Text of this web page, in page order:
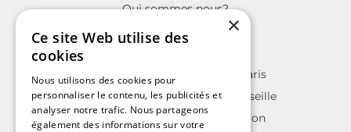
Qui sommes nous?
La charte Interkab
Annonces immobilières sur Paris
Annonces immobilières sur Marseille
Annonces immobilières sur Lyon
×
Ce site Web utilise des
cookies
Nous utilisons des cookies pour
personnaliser le contenu, les publicités et
analyser notre trafic. Nous partageons
également des informations sur votre